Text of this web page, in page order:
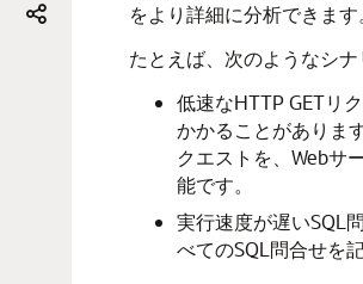
をより詳細に分析できま
たとえば、次のようなシ
低速なHTTP GETリ
かかることがありま
クエストを、Webサ
能です。
実行速度が遅いSQL
べてのSQL問合せを